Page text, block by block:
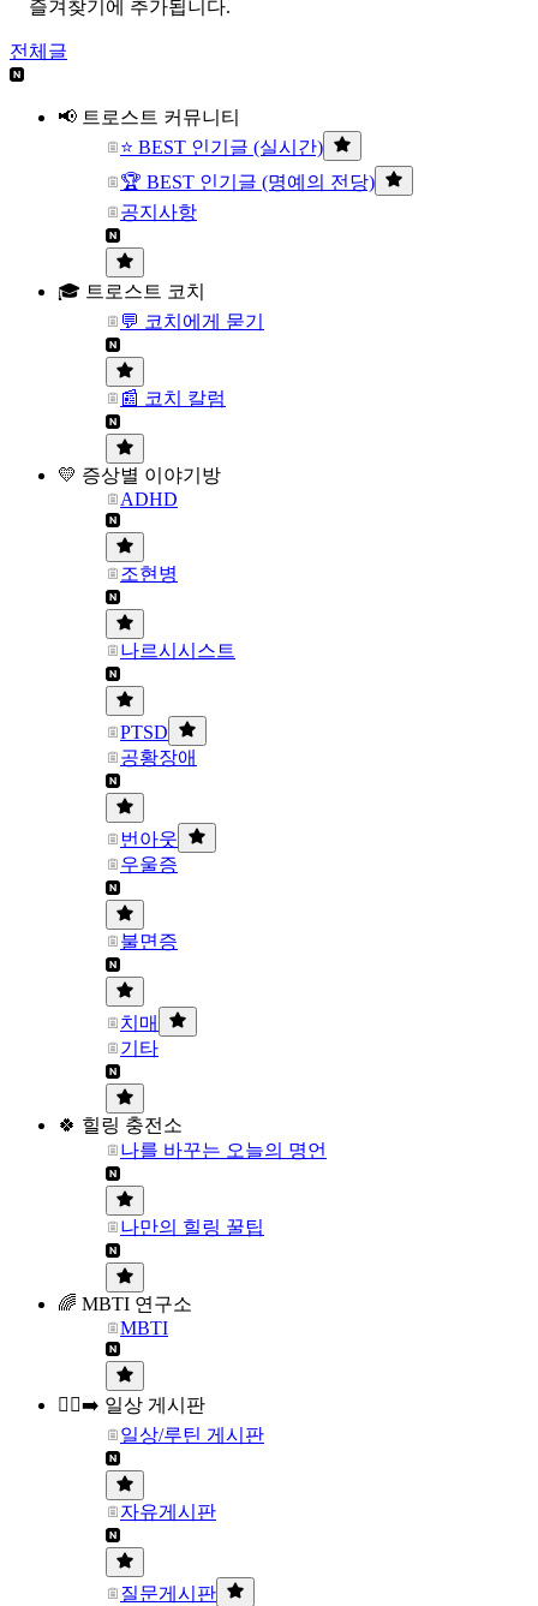
즐겨찾기에 추가됩니다.
전체글
📢 트로스트 커뮤니티
⭐ BEST 인기글 (실시간)
🏆 BEST 인기글 (명예의 전당)
공지사항
🎓 트로스트 코치
💬 코치에게 묻기
📰 코치 칼럼
💛 증상별 이야기방
ADHD
조현병
나르시시스트
PTSD
공황장애
번아웃
우울증
불면증
치매
기타
🍀 힐링 충전소
나를 바꾸는 오늘의 명언
나만의 힐링 꿀팁
🌈 MBTI 연구소
MBTI
🏃‍♀️‍➡️ 일상 게시판
일상/루틴 게시판
자유게시판
질문게시판